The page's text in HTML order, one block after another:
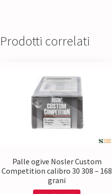
Prodotti correlati
Palle ogive Nosler Custom
Competition calibro 30 308 – 168
grani